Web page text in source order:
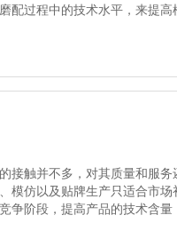
配过程中的技术水平，来提高
接触并不多，对其质量和服
仿以及贴牌生产只适合市场
争阶段，提高产品的技术含量